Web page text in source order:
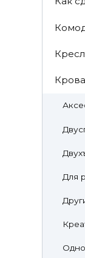
Для